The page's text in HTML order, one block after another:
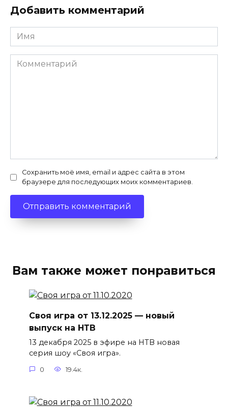
Добавить комментарий
Имя
Комментарий
Сохранить моё имя, email и адрес сайта в этом
браузере для последующих моих комментариев.
Вам также может понравиться
Своя игра от 13.12.2025 — новый
выпуск на НТВ
13 декабря 2025 в эфире на НТВ новая
серия шоу «Своя игра».
0 19.4к.